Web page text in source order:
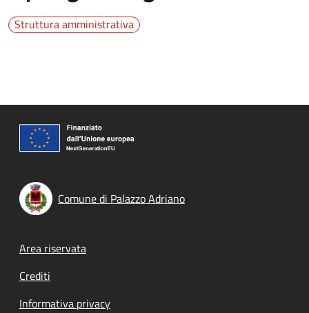
Struttura amministrativa
Comune di Palazzo Adriano
Footer menu
Area riservata
Crediti
Informativa privacy